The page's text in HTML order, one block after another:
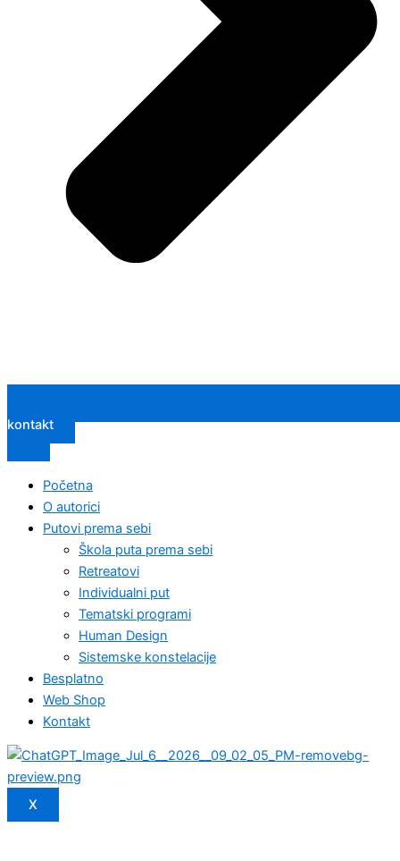
kontakt
Početna
O autorici
Putovi prema sebi
Škola puta prema sebi
Retreatovi
Individualni put
Tematski programi
Human Design
Sistemske konstelacije
Besplatno
Web Shop
Kontakt
X